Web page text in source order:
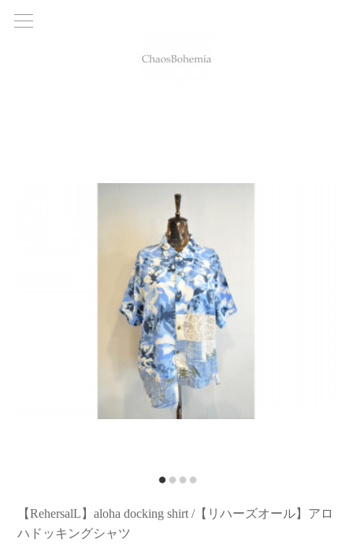
【RehersalL】aloha docking shirt /【リハーズオール】アロ
ハドッキングシャツ